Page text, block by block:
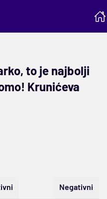
to je najbolji
Krunićeva
Negativni